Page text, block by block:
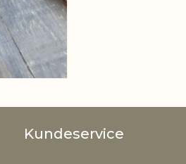
Kundeservice